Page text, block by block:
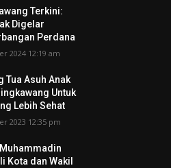
Terkini:
Digelar
Perdana
2024 12:19 am
Tua Asuh Anak
Untuk
Lebih Sehat
2023 12:35 pm
Kota dan Wakil